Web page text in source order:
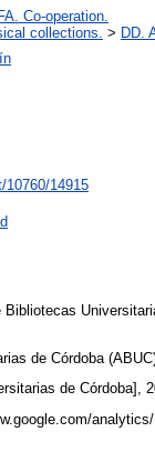
FA. Co-operation.
collections. > DD.
10760/14915
de Córdoba
de Córdoba],